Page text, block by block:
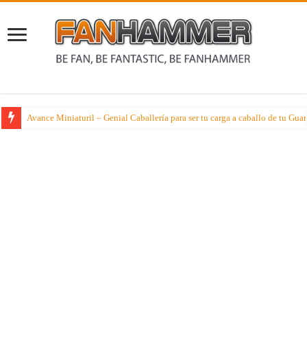
Los libros Negros de la Herejia de Horus nos hablan del Mundo Forja de